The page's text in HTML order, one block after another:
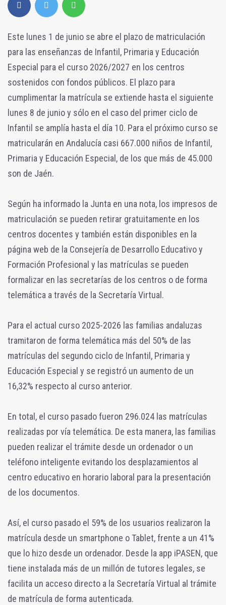
Este lunes 1 de junio se abre el plazo de matriculación
para las enseñanzas de Infantil, Primaria y Educación
Especial para el curso 2026/2027 en los centros
sostenidos con fondos públicos. El plazo para
cumplimentar la matrícula se extiende hasta el siguiente
lunes 8 de junio y sólo en el caso del primer ciclo de
Infantil se amplía hasta el día 10. Para el próximo curso se
matricularán en Andalucía casi 667.000 niños de Infantil,
Primaria y Educación Especial, de los que más de 45.000
son de Jaén.
Según ha informado la Junta en una nota, los impresos de
matriculación se pueden retirar gratuitamente en los
centros docentes y también están disponibles en la
página web de la Consejería de Desarrollo Educativo y
Formación Profesional y las matrículas se pueden
formalizar en las secretarías de los centros o de forma
telemática a través de la Secretaría Virtual.
Para el actual curso 2025-2026 las familias andaluzas
tramitaron de forma telemática más del 50% de las
matrículas del segundo ciclo de Infantil, Primaria y
Educación Especial y se registró un aumento de un
16,32% respecto al curso anterior.
En total, el curso pasado fueron 296.024 las matrículas
realizadas por vía telemática. De esta manera, las familias
pueden realizar el trámite desde un ordenador o un
teléfono inteligente evitando los desplazamientos al
centro educativo en horario laboral para la presentación
de los documentos.
Así, el curso pasado el 59% de los usuarios realizaron la
matrícula desde un smartphone o Tablet, frente a un 41%
que lo hizo desde un ordenador. Desde la app iPASEN, que
tiene instalada más de un millón de tutores legales, se
facilita un acceso directo a la Secretaría Virtual al trámite
de matrícula de forma autenticada.